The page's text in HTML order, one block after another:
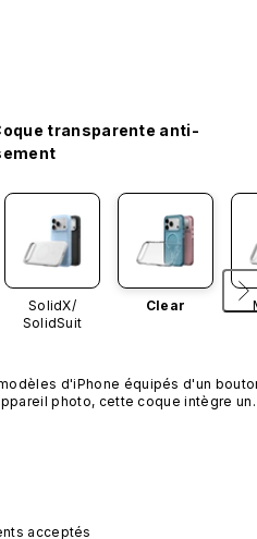
transparente anti-
SolidX/
SolidSuit
Clear
d'iPhone équipés d'un
photo, cette coque intègre un
acceptés